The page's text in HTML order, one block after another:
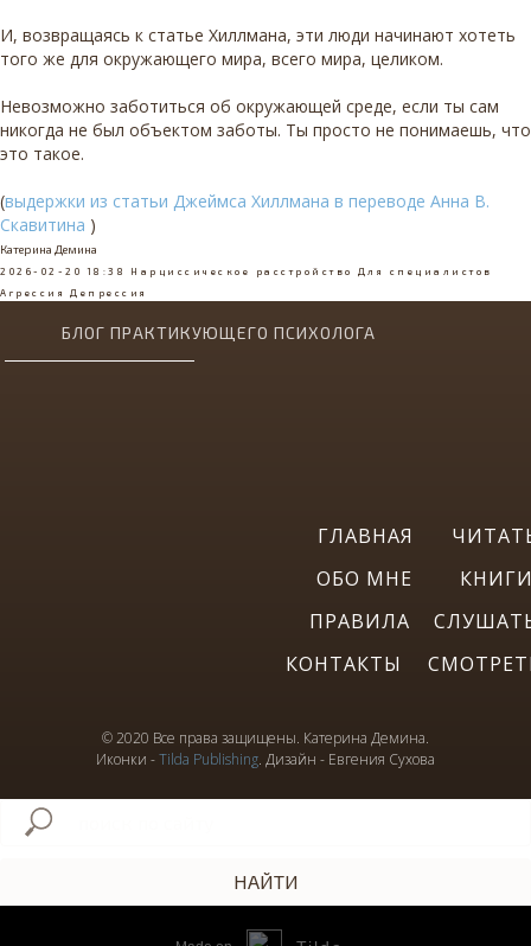
И, возвращаясь к статье Хиллмана, эти люди начинают хотеть
того же для окружающего мира, всего мира, целиком.
Невозможно заботиться об окружающей среде, если ты сам
никогда не был объектом заботы. Ты просто не понимаешь, что
это такое.
(выдержки из статьи Джеймса Хиллмана в переводе Анна В.
Скавитина )
Катерина Демина
2026-02-20 18:38 Нарциссическое расстройство
Для специалистов
Агрессия
Депрессия
© 2020 Все права защищены. Катерина Демина.
Иконки -Tilda Publishing. Дизайн - Евгения Сухова
ГЛАВНАЯ
ОБО МНЕ
ПРАВИЛА
КОНТАКТЫ
БЛОГ ПРАКТИКУЮЩЕГО ПСИХОЛОГА
НАЙТИ